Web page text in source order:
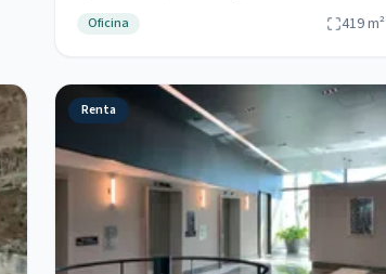
Oficina 419m²
Renta